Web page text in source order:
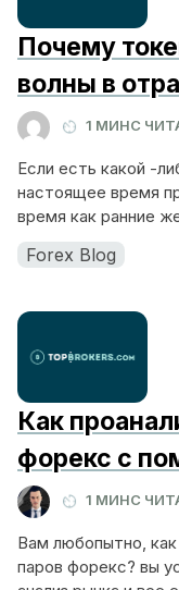
Почему
волны в
1 МИНС
Если есть какой -
настоящее время
время как ранние
Forex Blog
Как
форекс с
1 МИНС
Вам любопытно, как
паров форекс? вы